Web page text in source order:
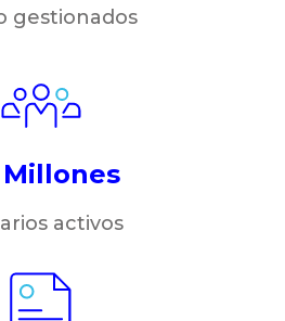
gestionados
Millones
activos